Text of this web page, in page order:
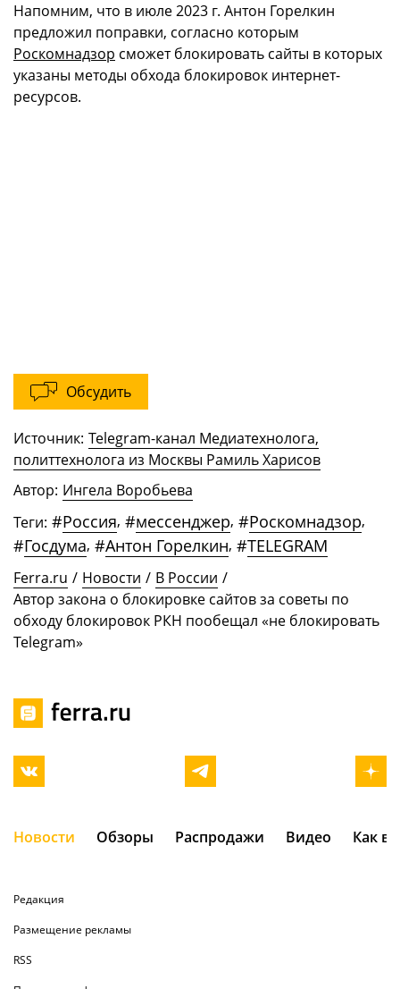
Напомним, что в июле 2023 г. Антон Горелкин
предложил поправки, согласно которым
Роскомнадзор сможет блокировать сайты в которых
указаны методы обхода блокировок интернет-
ресурсов.
Обсудить
Источник: Telegram-канал Медиатехнолога,
политтехнолога из Москвы Рамиль Харисов
Автор: Ингела Воробьева
Теги: #Россия, #мессенджер, #Роскомнадзор,
#Госдума, #Антон Горелкин, #TELEGRAM
Ferra.ru / Новости / В России /
Автор закона о блокировке сайтов за советы по
обходу блокировок РКН пообещал «не блокировать
Telegram»
Новости Обзоры Распродажи Видео Как
Редакция
Размещение рекламы
RSS